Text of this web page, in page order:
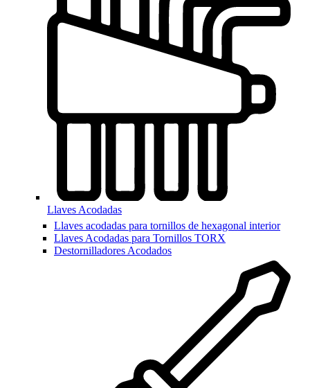
Llaves Acodadas
Llaves acodadas para tornillos de hexagonal interior
Llaves Acodadas para Tornillos TORX
Destornilladores Acodados